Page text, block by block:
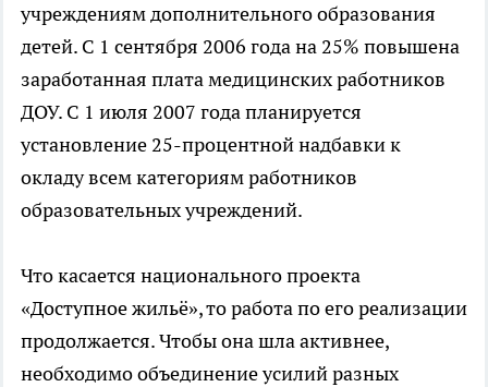
учреждениям дополнительного образования
детей. С 1 сентября 2006 года на 25% повышена
заработанная плата медицинских работников
ДОУ. С 1 июля 2007 года планируется
установление 25-процентной надбавки к
окладу всем категориям работников
образовательных учреждений.
Что касается национального проекта
«Доступное жильё», то работа по его реализации
продолжается. Чтобы она шла активнее,
необходимо объединение усилий разных